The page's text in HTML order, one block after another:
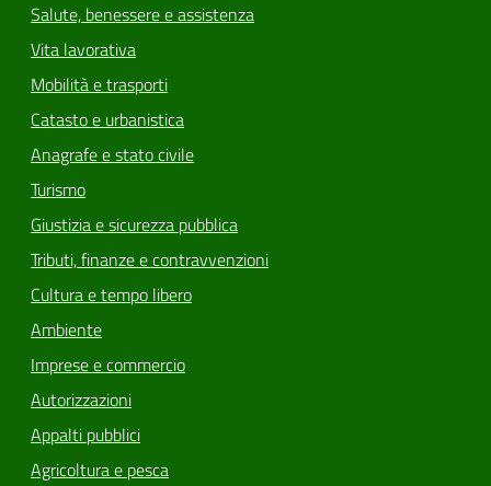
Salute, benessere e assistenza
Vita lavorativa
Mobilità e trasporti
Catasto e urbanistica
Anagrafe e stato civile
Turismo
Giustizia e sicurezza pubblica
Tributi, finanze e contravvenzioni
Cultura e tempo libero
Ambiente
Imprese e commercio
Autorizzazioni
Appalti pubblici
Agricoltura e pesca